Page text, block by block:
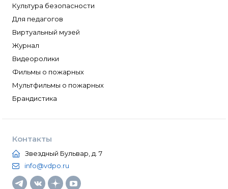
Культура безопасности
Для педагогов
Виртуальный музей
Журнал
Видеоролики
Фильмы о пожарных
Мультфильмы о пожарных
Брандистика
Контакты
Звездный Бульвар, д. 7
info@vdpo.ru